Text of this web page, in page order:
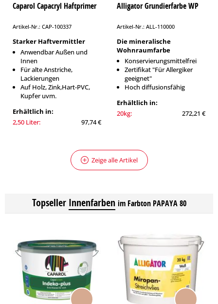
Caparol Capacryl Haftprimer
Artikel-Nr.: CAP-100337
Starker Haftvermittler
Anwendbar Außen und
Innen
Für alte Anstriche,
Lackierungen
Auf Holz, Zink,Hart-PVC,
Kupfer uvm.
Erhältlich in:
2,50 Liter:
97,74 €
Alligator Grundierfarbe WP
Artikel-Nr.: ALL-110000
Die mineralische
Wohnraumfarbe
Konservierungsmittelfrei
Zertifikat "Für Allergiker
geeignet"
Hoch diffusionsfähig
Erhältlich in:
20kg:
272,21 €
Zeige alle Artikel
Topseller Innenfarben im Farbton PAPAYA 80